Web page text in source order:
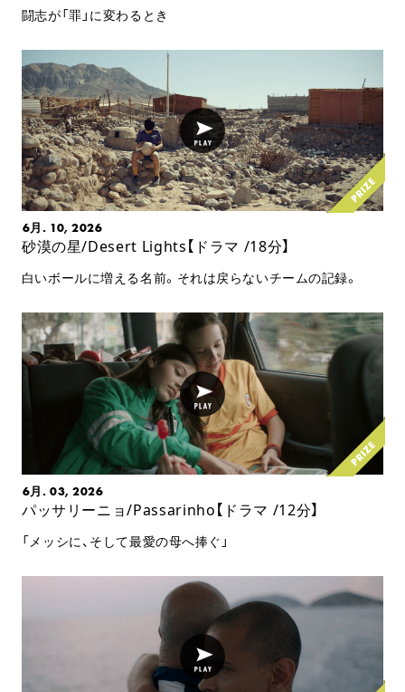
闘志が「罪」に変わるとき
6月. 10, 2026
砂漠の星/Desert Lights【ドラマ /18分】
白いボールに増える名前。それは戻らないチームの記録。
6月. 03, 2026
パッサリーニョ/Passarinho【ドラマ /12分】
「メッシに、そして最愛の母へ捧ぐ」